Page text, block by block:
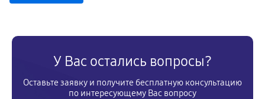
У Вас остались вопросы?
Оставьте заявку и получите бесплатную консультацию
по интересующему Вас вопросу